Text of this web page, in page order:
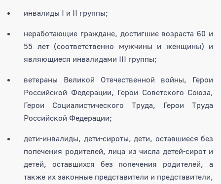
инвалиды I и II группы;
неработающие граждане, достигшие возраста 60 и
55 лет (соответственно мужчины и женщины) и
являющиеся инвалидами III группы;
ветераны Великой Отечественной войны, Герои
Российской Федерации, Герои Советского Союза,
Герои Социалистического Труда, Герои Труда
Российской Федерации;
дети-инвалиды, дети-сироты, дети, оставшиеся без
попечения родителей, лица из числа детей-сирот и
детей, оставшихся без попечения родителей, а
также их законные представители и представители,